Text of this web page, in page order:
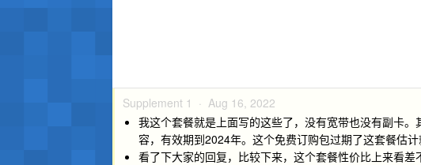
Supplement 1 · Aug 16, 2022
我这个套餐就是上面写的这些了，没有宽带也没有副卡
容，有效期到2024年。这个免费订购包过期了这套餐估计
看了下大家的回复，比较下来，这个套餐性价比上来看差